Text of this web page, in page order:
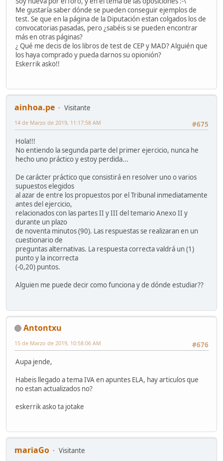
Me gustaría saber dónde se pueden conseguir ejemplos de
test. Se que en la página de la Diputación estan colgados los de
convocatorias pasadas, pero ¿sabéis si se pueden encontrar
más en otras páginas?
¿ Qué me decis de los libros de test de CEP y MAD? Alguién que
los haya comprado y pueda darnos su opionión?
Eskerrik asko!!
ainhoa.pe
Visitante
#675
14 de Marzo de 2019, 11:17:58 AM
Hola!!!
No entiendo la segunda parte del primer ejercicio, nunca he
hecho uno práctico y estoy perdida...
De carácter práctico que consistirá en resolver uno o varios
supuestos elegidos
al azar de entre los propuestos por el Tribunal inmediatamente
antes del ejercicio,
relacionados con las partes II y III del temario Anexo II y
durante un plazo
de noventa minutos (90). Las respuestas se realizaran en un
cuestionario de
preguntas alternativas. La respuesta correcta valdrá un (1)
punto y la incorrecta
(-0,20) puntos.
Alguien me puede decir como funciona y de dónde estudiar??
Antontxu
#676
15 de Marzo de 2019, 10:58:06 AM
Aupa jende,
Habeis llegado a tema IVA en apuntes ELA, hay articulos que
no estan actualizados no?
eskerrik asko ta jotake
mariaGo
Visitante